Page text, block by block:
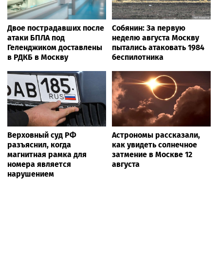
Двое пострадавших после
атаки БПЛА под
Геленджиком доставлены
в РДКБ в Москву
Собянин: За первую
неделю августа Москву
пытались атаковать 1984
беспилотника
Верховный суд РФ
разъяснил, когда
магнитная рамка для
номера является
нарушением
Астрономы рассказали,
как увидеть солнечное
затмение в Москве 12
августа